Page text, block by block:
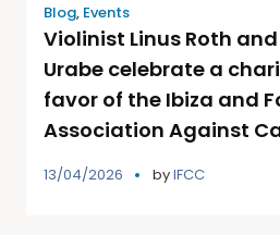
Blog, Events
Violinist Linus Roth
Urabe celebrate a
favor of the Ibiza and
Association Against
13/04/2026 byIFCC